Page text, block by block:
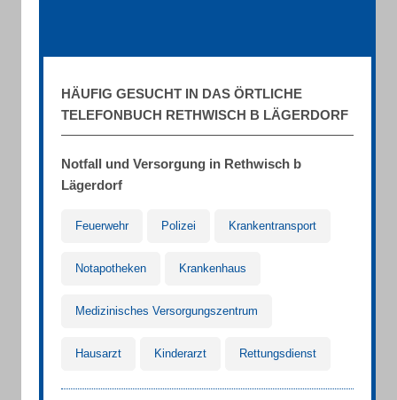
HÄUFIG GESUCHT IN DAS ÖRTLICHE
TELEFONBUCH RETHWISCH B LÄGERDORF
Notfall und Versorgung in Rethwisch b
Lägerdorf
Feuerwehr Polizei Krankentransport
Notapotheken Krankenhaus
Medizinisches Versorgungszentrum
Hausarzt Kinderarzt Rettungsdienst